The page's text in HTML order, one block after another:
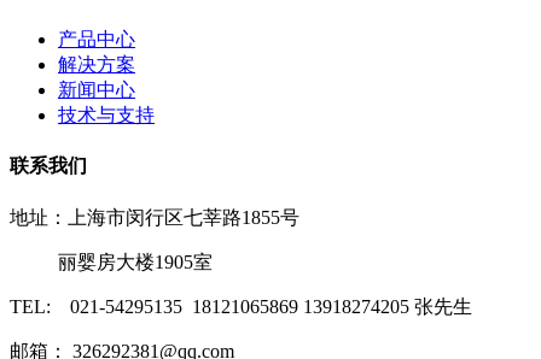
产品中心
解决方案
新闻中心
技术与支持
联系我们
地址：上海市闵行区七莘路1855号
丽婴房大楼1905室
TEL: 021-54295135 18121065869 13918274205 张先生
邮箱： 326292381@qq.com